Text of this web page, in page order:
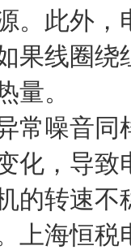
。此外
果线圈
量。
常噪音
化，导
的转速
上海恒